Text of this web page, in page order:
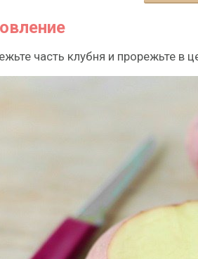
часть клубня и прорежьте в